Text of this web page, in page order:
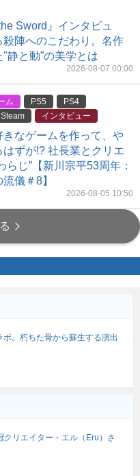
Sword』インタビュ
陣へのこだわり。名作
静と動”の美学とは
2026-08-07 00:00
ム PS5
PS4
Steam インタビュー
なゲームを作って、や
はずが!? 社長業とクリエ
らじ”【新川宗平53周年：
儀＃8】
2026-08-05 10:50
ボ。朽ちた骨から蘇生する演出
クリエイター・エル（Eru）さ